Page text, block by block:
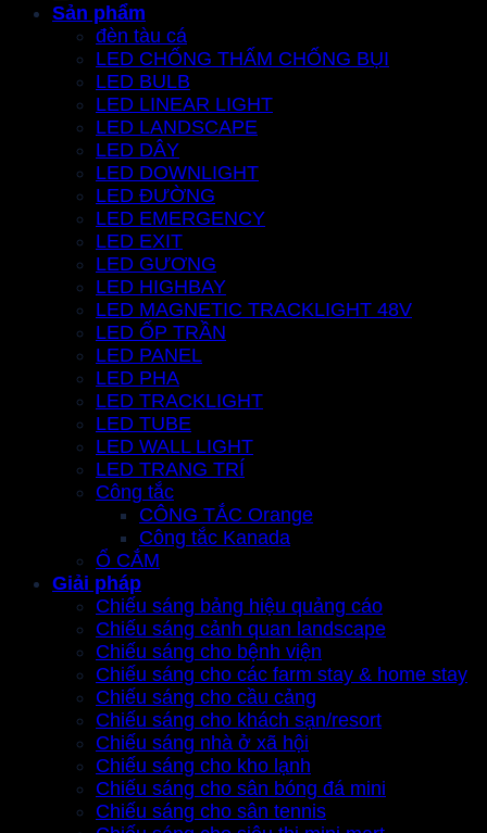
Sản phẩm
đèn tàu cá
LED CHỐNG THẤM CHỐNG BỤI
LED BULB
LED LINEAR LIGHT
LED LANDSCAPE
LED DÂY
LED DOWNLIGHT
LED ĐƯỜNG
LED EMERGENCY
LED EXIT
LED GƯƠNG
LED HIGHBAY
LED MAGNETIC TRACKLIGHT 48V
LED ỐP TRẦN
LED PANEL
LED PHA
LED TRACKLIGHT
LED TUBE
LED WALL LIGHT
LED TRANG TRÍ
Công tắc
CÔNG TẮC Orange
Công tắc Kanada
Ổ CẮM
Giải pháp
Chiếu sáng bảng hiệu quảng cáo
Chiếu sáng cảnh quan landscape
Chiếu sáng cho bệnh viện
Chiếu sáng cho các farm stay & home stay
Chiếu sáng cho cầu cảng
Chiếu sáng cho khách sạn/resort
Chiếu sáng nhà ở xã hội
Chiếu sáng cho kho lạnh
Chiếu sáng cho sân bóng đá mini
Chiếu sáng cho sân tennis